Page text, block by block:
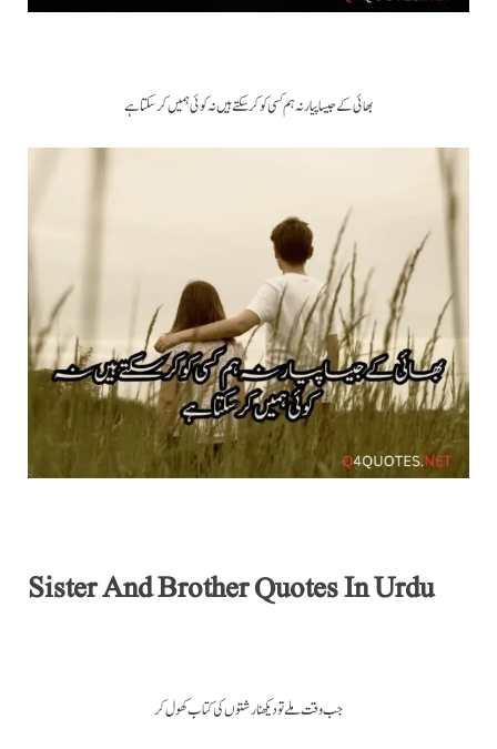
بھائی کے جیسا پیار نہ ہم کسی کو کر سکتے ہیں نہ کوئی ہمیں کر سکتا ہے
Sister And Brother Quotes In Urdu
جب وقت ملے تو دیکھنا رشتوں کی کتاب کھول کر